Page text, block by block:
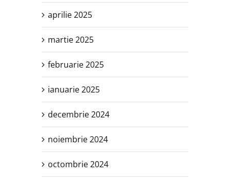
aprilie 2025
martie 2025
februarie 2025
ianuarie 2025
decembrie 2024
noiembrie 2024
octombrie 2024